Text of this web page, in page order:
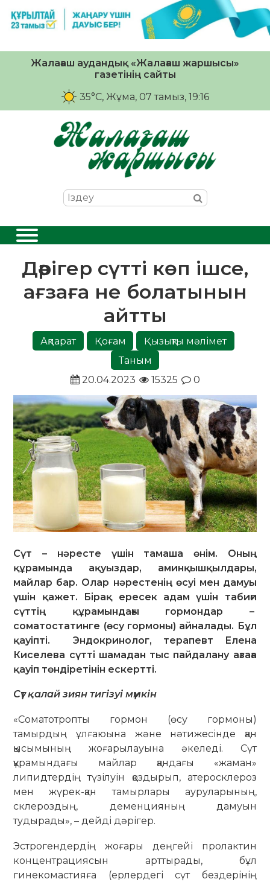
Жалағаш аудандық «Жалағаш жаршысы»
газетінің сайты
35°C, Жұма, 07 тамыз, 19:16
Дәрігер сүтті көп ішсе,
ағзаға не болатынын
айтты
Ақпарат Қоғам
Қызықты мәлімет
Таным
20.04.2023
15325 0
Сүт – нәресте үшін тамаша өнім. Оның
құрамында ақуыздар, аминқышқылдары,
майлар бар. Олар нәрестенің өсуі мен дамуы
үшін қажет. Бірақ ересек адам үшін табиғи
сүттің құрамындағы гормондар –
соматостатинге (өсу гормоны) айналады. Бұл
қауіпті. Эндокринолог, терапевт Елена
Киселева сүтті шамадан тыс пайдалану ағзаға
қауіп төндіретінін ескертті.
Сүт қалай зиян тигізуі мүмкін
«Соматотропты гормон (өсу гормоны)
тамырдың ұлғаюына және нәтижесінде қан
қысымының жоғарылауына әкеледі. Сүт
құрамындағы майлар қандағы «жаман»
липидтердің түзілуін қоздырып, атеросклероз
мен жүрек-қан тамырлары ауруларының,
склероздың, деменцияның дамуын
тудырады», – дейді дәрігер.
Эстрогендердің жоғары деңгейі пролактин
концентрациясын арттырады, бұл
гинекомастияға (ерлердегі сүт бездерінің